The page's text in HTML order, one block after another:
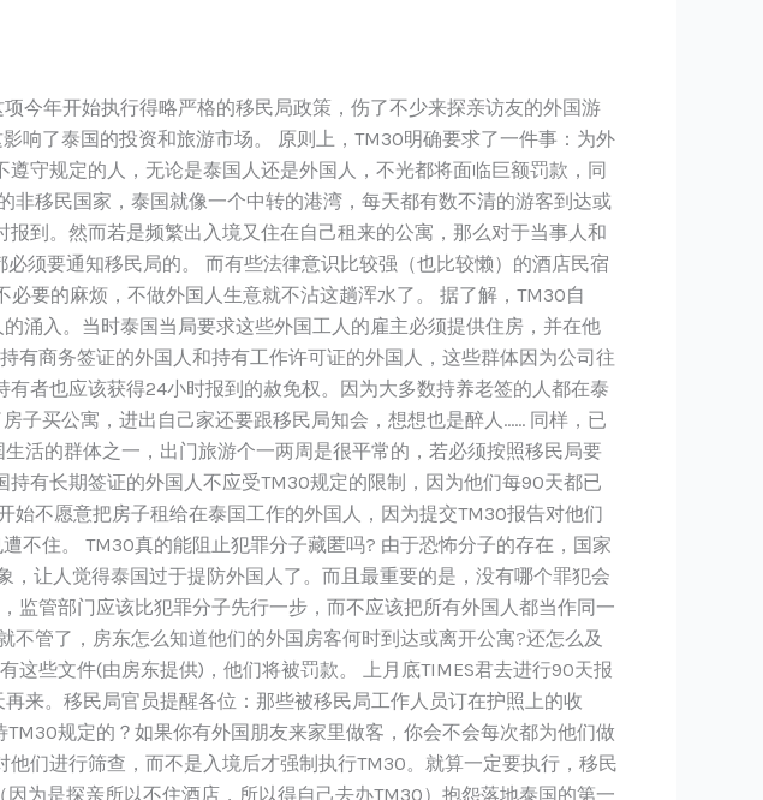
今年开始执行得略严格的移民局政策，伤了不少来探亲访友的外国游
响了泰国的投资和旅游市场。 原则上，TM30明确要求了一件事：为外
守规定的人，无论是泰国人还是外国人，不光都将面临巨额罚款，同
移民国家，泰国就像一个中转的港湾，每天都有数不清的游客到达或
到。然而若是频繁出入境又住在自己租来的公寓，那么对于当事人和
须要通知移民局的。 而有些法律意识比较强（也比较懒）的酒店民宿
要的麻烦，不做外国人生意就不沾这趟浑水了。 据了解，TM30自
涌入。当时泰国当局要求这些外国工人的雇主必须提供住房，并在他
有商务签证的外国人和持有工作许可证的外国人，这些群体因为公司往
者也应该获得24小时报到的赦免权。因为大多数持养老签的人都在泰
子买公寓，进出自己家还要跟移民局知会，想想也是醉人…… 同样，已
活的群体之一，出门旅游个一两周是很平常的，若必须按照移民局要
有长期签证的外国人不应受TM30规定的限制，因为他们每90天都已
不愿意把房子租给在泰国工作的外国人，因为提交TM30报告对他们
不住。 TM30真的能阻止犯罪分子藏匿吗? 由于恐怖分子的存在，国家
让人觉得泰国过于提防外国人了。而且最重要的是，没有哪个罪犯会
监管部门应该比犯罪分子先行一步，而不应该把所有外国人都当作同一
管了，房东怎么知道他们的外国房客何时到达或离开公寓?还怎么及
些文件(由房东提供)，他们将被罚款。 上月底TIMES君去进行90天报
来。移民局官员提醒各位：那些被移民局工作人员订在护照上的收
规定的？如果你有外国朋友来家里做客，你会不会每次都为他们做
们进行筛查，而不是入境后才强制执行TM30。就算一定要执行，移民
为是探亲所以不住酒店，所以得自己去办TM30）抱怨落地泰国的第一